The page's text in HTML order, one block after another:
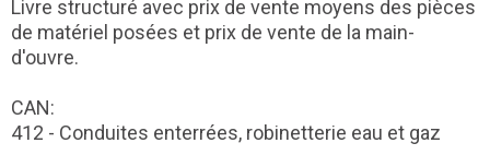
Livre structuré avec prix de vente moyens des pièces
de matériel posées et prix de vente de la main-
d'ouvre.
CAN:
412 - Conduites enterrées, robinetterie eau et gaz